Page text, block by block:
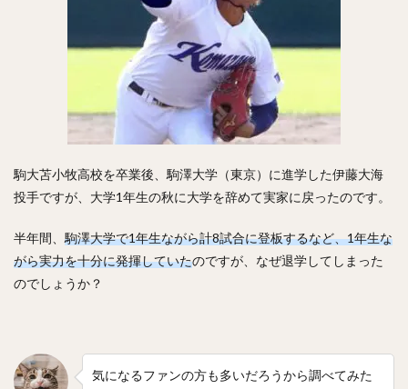
駒大苫小牧高校を卒業後、駒澤大学（東京）に進学した伊藤大海
投手ですが、大学1年生の秋に大学を辞めて実家に戻ったのです。
半年間、 駒澤大学で1年生ながら計8試合に登板するなど、1年生な
がら実力を十分に発揮していたのですが、なぜ退学してしまった
のでしょうか？
気になるファンの方も多いだろうから調べてみた
稲葉篤紀（いなばあつのり）
細川亨（ほそかわとおる）
黒川史陽（くろかわふみや）
渡辺直人（わたなべなおと）
グレゴリー・ポランコ
福田周平（ふくだしゅうへい）
中嶋聡（なかじまさとし）
古川侑利（ふるかわゆうり）